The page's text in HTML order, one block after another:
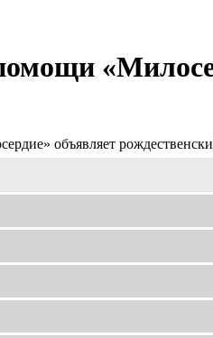
объявляет